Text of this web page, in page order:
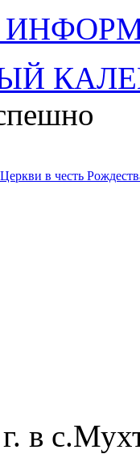
в честь
в